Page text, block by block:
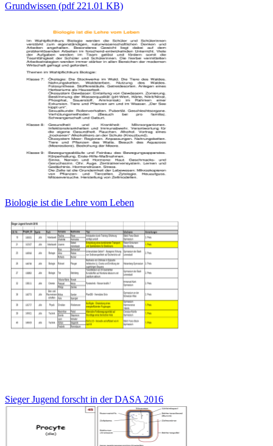
Grundwissen (pdf 221.01 KB)
Biologie ist die Lehre vom Leben
Sieger Jugend forscht in der DASA 2016